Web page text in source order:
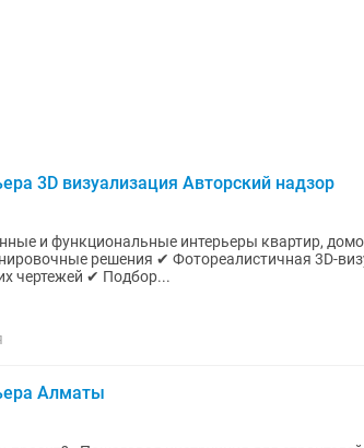
3D визуализация Авторский надзор
и функциональные интерьеры квартир,
чертежей ✔ Подбор...
Алматы